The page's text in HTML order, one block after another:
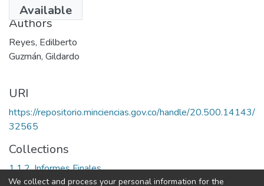
Available
Authors
Reyes, Edilberto
Guzmán, Gildardo
URI
https://repositorio.minciencias.gov.co/handle/20.500.14143/
32565
Collections
1.1.2. Informes Finales
We collect and process your personal information for the